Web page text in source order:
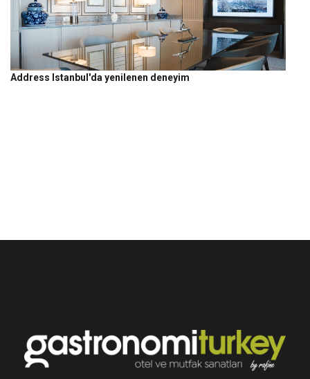
Address Istanbul'da yenilenen deneyim